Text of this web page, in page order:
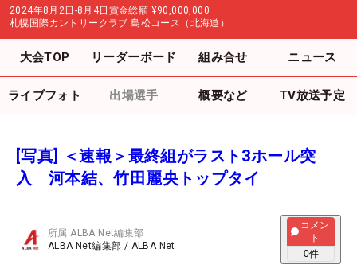
2024年8月2日-8月4日 賞金総額 ¥90,000,000
札幌国際カントリークラブ 島松コース（北海道）
大会TOP リーダーボード 組み合せ ニュース
ライブフォト 出場選手 概要など TV放送予定
[写真] ＜速報＞最終組がラスト3ホール突
入 河本結、竹田麗央トップタイ
所属ALBA Net編集部
ALBA Net編集部 / ALBA Net
コメン
ト
0件